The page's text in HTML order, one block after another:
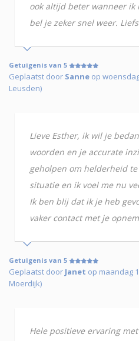
ook altijd beter wanneer ik
bel je zeker snel weer.
Getuigenis van 5
Geplaatst door Sanne op
Leusden)
Lieve Esther, ik wil je
woorden en je accurate
geholpen om helderheid
situatie en ik voel me nu
Ik ben blij dat ik je heb
vaker contact met je
Getuigenis van 5
Geplaatst door Janet op maandag
Moerdijk)
Hele positieve ervaring